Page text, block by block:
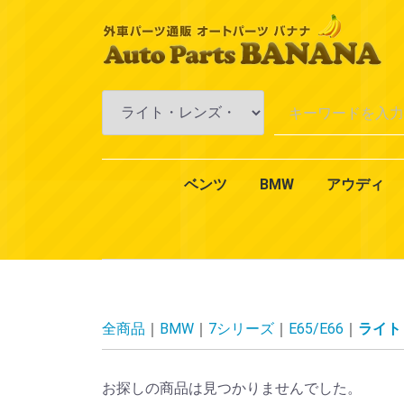
ベンツ
エン
エン
冷却
AC・
ミッ
アク
オイ
エク
イン
BMW アウディ
全商品 BMW 7シリーズ E65/E66 ライ
お探しの商品は見つかりませんでした。